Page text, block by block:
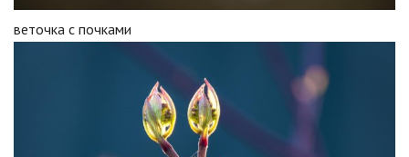
веточка с почками